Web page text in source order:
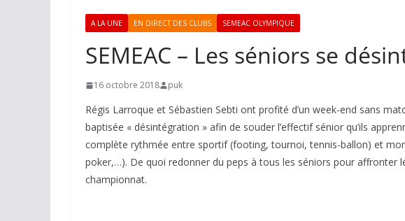
A LA UNE EN DIRECT DES CLUBS SEMEAC OLYMPIQUE
SEMEAC – Les séniors se
16 octobre 2018 puk
Régis Larroque et Sébastien Sebti ont profité d’un week-end sans
baptisée « désintégration » afin de souder l’effectif sénior qu’ils
complète rythmée entre sportif (footing, tournoi, tennis-ballon) et
poker,…). De quoi redonner du peps à tous les séniors pour affronter
championnat.